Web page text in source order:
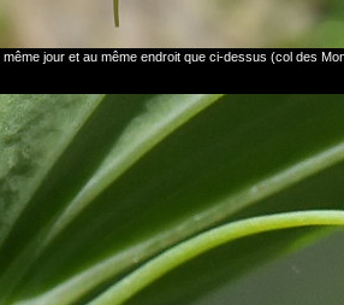
même jour et au même endroit que ci-dessus (col des